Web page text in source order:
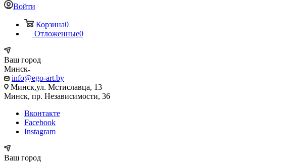
Войти
Корзина0
Отложенные0
Ваш город
Минск
info@ego-art.by
Минск,ул. Мстиславца, 13
Минск, пр. Независимости, 36
Вконтакте
Facebook
Instagram
Ваш город